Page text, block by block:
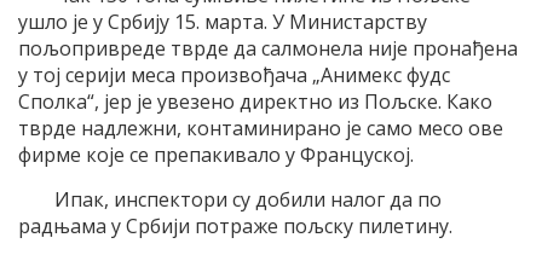
ушло је у Србију 15. марта. У Министарству
пољопривреде тврде да салмонела није пронађена
у тој серији меса произвођача „Анимекс фудс
Сполка“, јер је увезено директно из Пољске. Како
тврде надлежни, контаминирано је само месо ове
фирме које се препакивало у Француској.
Ипак, инспектори су добили налог да по
радњама у Србији потраже пољску пилетину.